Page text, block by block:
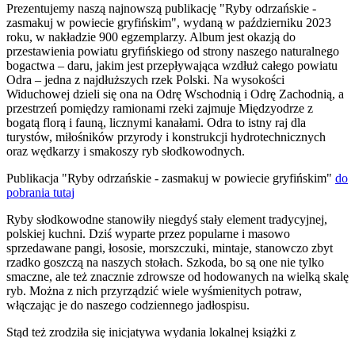
Prezentujemy naszą najnowszą publikację "Ryby odrzańskie -
zasmakuj w powiecie gryfińskim", wydaną w październiku 2023
roku, w nakładzie 900 egzemplarzy. Album jest okazją do
przestawienia powiatu gryfińskiego od strony naszego naturalnego
bogactwa – daru, jakim jest przepływająca wzdłuż całego powiatu
Odra – jedna z najdłuższych rzek Polski. Na wysokości
Widuchowej dzieli się ona na Odrę Wschodnią i Odrę Zachodnią, a
przestrzeń pomiędzy ramionami rzeki zajmuje Międzyodrze z
bogatą florą i fauną, licznymi kanałami. Odra to istny raj dla
turystów, miłośników przyrody i konstrukcji hydrotechnicznych
oraz wędkarzy i smakoszy ryb słodkowodnych.
Publikacja "Ryby odrzańskie - zasmakuj w powiecie gryfińskim" do
pobrania tutaj
Ryby słodkowodne stanowiły niegdyś stały element tradycyjnej,
polskiej kuchni. Dziś wyparte przez popularne i masowo
sprzedawane pangi, łososie, morszczuki, mintaje, stanowczo zbyt
rzadko goszczą na naszych stołach. Szkoda, bo są one nie tylko
smaczne, ale też znacznie zdrowsze od hodowanych na wielką skalę
ryb. Można z nich przyrządzić wiele wyśmienitych potraw,
włączając je do naszego codziennego jadłospisu.
Stąd też zrodziła się inicjatywa wydania lokalnej książki z